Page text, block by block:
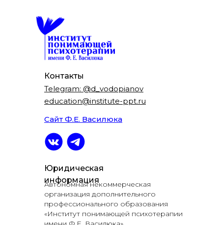
Контакты
education@institute-ppt.ru
Telegram: @d_vodopianov
Сайт Ф.Е. Василюка
Юридическая
информация
Автономная некоммерческая
организация дополнительного
профессионального образования
«Институт понимающей психотерапии